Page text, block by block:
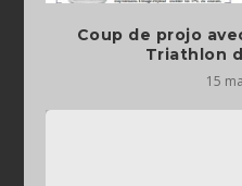
Coup de projo
Triathlon
15